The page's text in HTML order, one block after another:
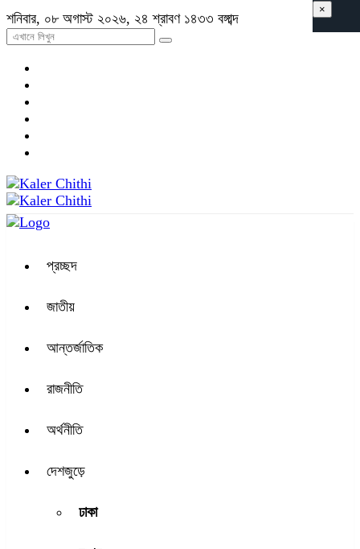
শনিবার, ০৮ অগাস্ট ২০২৬, ২৪ শ্রাবণ ১৪৩৩ বঙ্গাব্দ
প্রচ্ছদ
জাতীয়
আন্তর্জাতিক
রাজনীতি
অর্থনীতি
দেশজুড়ে
ঢাকা
×